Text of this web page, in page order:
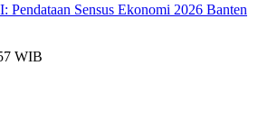
Pendataan Sensus Ekonomi 2026 Banten
WIB